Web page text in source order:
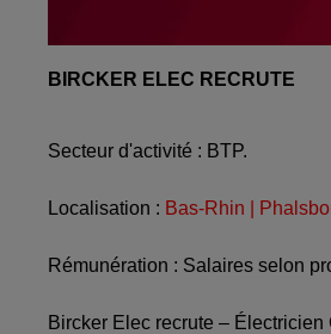
BIRCKER ELEC RECRUTE
Secteur d'activité : BTP.
Localisation : Bas-Rhin |
Rémunération : Salaires selon
Bircker Elec recrute – Électricien